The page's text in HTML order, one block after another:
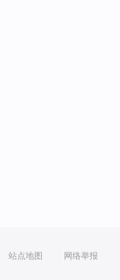
站点地图 网络举报